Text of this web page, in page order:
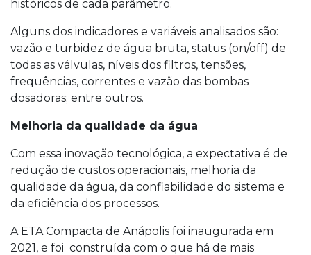
históricos de cada parâmetro.
Alguns dos indicadores e variáveis analisados são:
vazão e turbidez de água bruta, status (on/off) de
todas as válvulas, níveis dos filtros, tensões,
frequências, correntes e vazão das bombas
dosadoras; entre outros.
Melhoria da qualidade da água
Com essa inovação tecnológica, a expectativa é de
redução de custos operacionais, melhoria da
qualidade da água, da confiabilidade do sistema e
da eficiência dos processos.
A ETA Compacta de Anápolis foi inaugurada em
2021, e foi construída com o que há de mais